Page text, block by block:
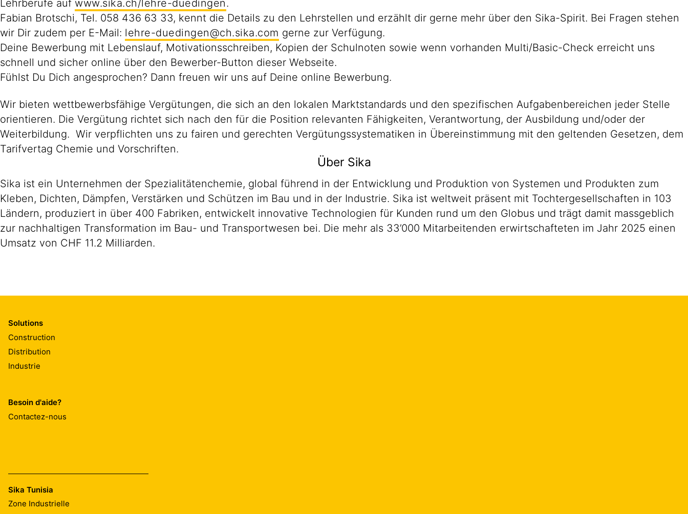
Lehrberufe auf www.sika.ch/lehre-duedingen.
Fabian Brotschi, Tel. 058 436 63 33, kennt die Details zu den Lehrstellen und erzählt dir gerne mehr über den Sika-Spirit. Bei Fragen stehen
wir Dir zudem per E-Mail: lehre-duedingen@ch.sika.com gerne zur Verfügung.
Deine Bewerbung mit Lebenslauf, Motivationsschreiben, Kopien der Schulnoten sowie wenn vorhanden Multi/Basic-Check erreicht uns
schnell und sicher online über den Bewerber-Button dieser Webseite.
Fühlst Du Dich angesprochen? Dann freuen wir uns auf Deine online Bewerbung.
Wir bieten wettbewerbsfähige Vergütungen, die sich an den lokalen Marktstandards und den spezifischen Aufgabenbereichen jeder Stelle
orientieren. Die Vergütung richtet sich nach den für die Position relevanten Fähigkeiten, Verantwortung, der Ausbildung und/oder der
Weiterbildung. Wir verpflichten uns zu fairen und gerechten Vergütungssystematiken in Übereinstimmung mit den geltenden Gesetzen, dem
Tarifvertag Chemie und Vorschriften.
Über Sika
Sika ist ein Unternehmen der Spezialitätenchemie, global führend in der Entwicklung und Produktion von Systemen und Produkten zum
Kleben, Dichten, Dämpfen, Verstärken und Schützen im Bau und in der Industrie. Sika ist weltweit präsent mit Tochtergesellschaften in 103
Ländern, produziert in über 400 Fabriken, entwickelt innovative Technologien für Kunden rund um den Globus und trägt damit massgeblich
zur nachhaltigen Transformation im Bau- und Transportwesen bei. Die mehr als 33’000 Mitarbeitenden erwirtschafteten im Jahr 2025 einen
Umsatz von CHF 11.2 Milliarden.
Solutions
Construction
Distribution
Industrie
Besoin d'aide?
Contactez-nous
Sika Tunisia
Zone Industrielle